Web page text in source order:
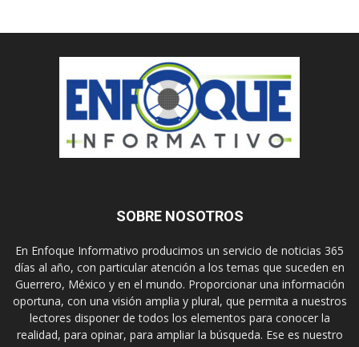
SOBRE NOSOTROS
En Enfoque Informativo producimos un servicio de noticias 365
días al año, con particular atención a los temas que suceden en
Guerrero, México y en el mundo. Proporcionar una información
oportuna, con una visión amplia y plural, que permita a nuestros
lectores disponer de todos los elementos para conocer la
realidad, para opinar, para ampliar la búsqueda. Ese es nuestro